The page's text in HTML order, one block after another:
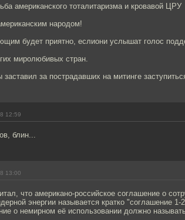
американского тоталитаризма и кровавой ЦРУ
народом!
будет приятно, еслиони услышат голос
миролюбивых стран.
за пострадавших на митинге
12:59
блин...
13:00
что американо-российское соглашение о
энергии называется кратко "соглашение 1-
о немирном её использовании должно